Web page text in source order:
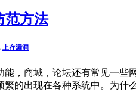
范方法
上存漏洞
，商城，论坛还有常见一
的出现在各种系统中。为